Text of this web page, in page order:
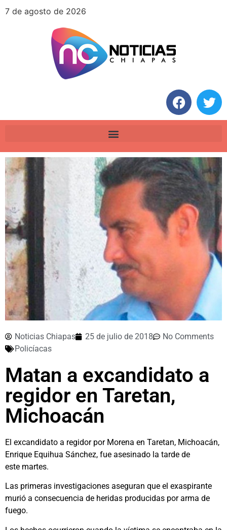
7 de agosto de 2026
Noticias Chiapas 25 de julio de 2018
No Comments
Policíacas
Matan a excandidato a
regidor en Taretan,
Michoacán
El excandidato a regidor por Morena en Taretan, Michoacán,
Enrique Equihua Sánchez, fue asesinado la tarde de
este martes.
Las primeras investigaciones aseguran que el exaspirante
murió a consecuencia de heridas producidas por arma de
fuego.